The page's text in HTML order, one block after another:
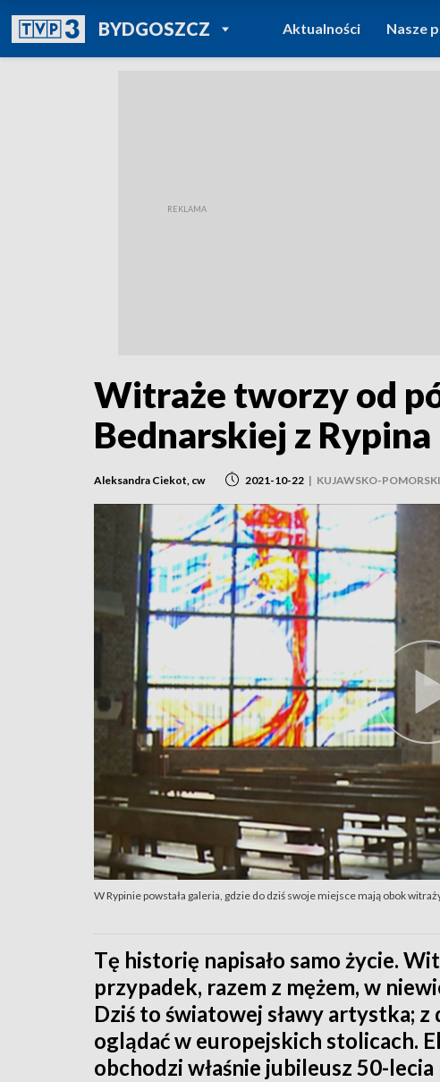
BYDGOSZCZPOWRÓT DO
TVP REGIONY
Aktualności Nasze
Witraże tworzy od
Bednarskiej z Rypina
Aleksandra Ciekot, cw 2021-10-22 | KUJAWSKO-
W Rypinie powstała galeria, gdzie do dziś swoje miejsce mają obok
Tę historię napisało samo życie.
przypadek, razem z mężem, w
Dziś to światowej sławy artystka;
oglądać w europejskich stolicach.
obchodzi właśnie jubileusz 50-